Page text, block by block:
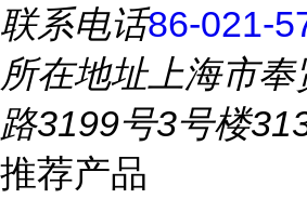
联系电话86-021-
所在地址上海市奉
路3199号3号楼
推荐产品